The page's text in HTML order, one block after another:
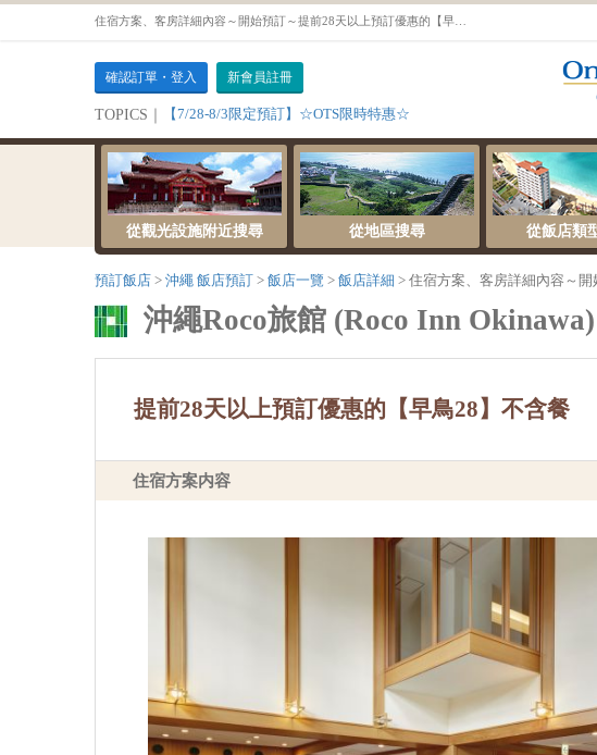
確認訂單・登入 新會員註冊
TOPICS｜ 【7/28-8/3限定預訂】☆OTS限時特惠☆
從觀光設施附近搜尋 從地區搜尋 從飯店類
預訂飯店 沖繩 飯店預訂 飯店一覽 飯店詳細 住宿方案、客房詳細內容～開
沖繩Roco旅館 (Roco Inn Okinawa)
提前28天以上預訂優惠的【早鳥28】不含餐
住宿方案内容